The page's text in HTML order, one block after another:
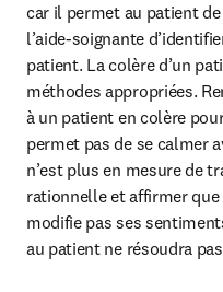
car il permet au patient
l’aide-soignante
patient. La colère d’un
méthodes appropriées.
à un patient en colère
permet pas de se calmer
n’est plus en mesure de
rationnelle et affirmer
modifie pas ses
au patient ne résoudra